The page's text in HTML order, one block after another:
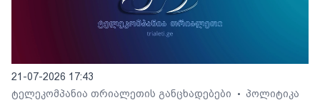
21-07-2026 17:43
ტელეკომპანია თრიალეთის განცხადებები
• პოლიტიკა